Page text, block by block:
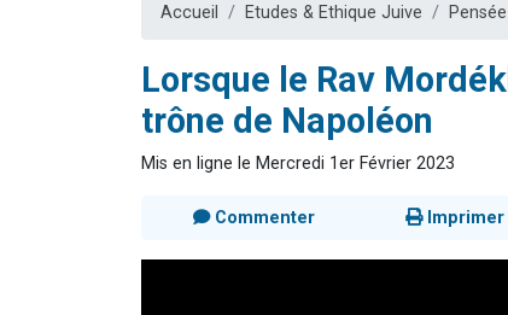
Accueil Etudes & Ethique Juive
Lorsque le Rav
trône de Napoléon
Mis en ligne le Mercredi 1er Février 2023
Commenter Imprimer